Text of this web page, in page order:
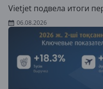
Vietjet подвела итоги
06.08.2026